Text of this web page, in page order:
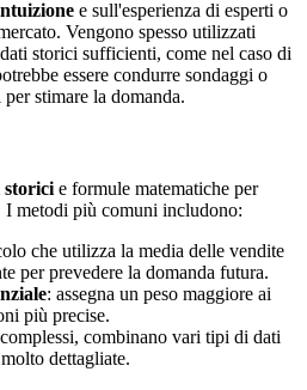
e sull'esperienza di esperti o
Vengono spesso utilizzati
storici sufficienti, come nel caso di
essere condurre sondaggi o
stimare la domanda.
storici e formule matematiche per
I metodi più comuni includono:
che utilizza la media delle vendite
per prevedere la domanda futura.
: assegna un peso maggiore ai
più precise.
combinano vari tipi di dati
dettagliate.